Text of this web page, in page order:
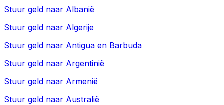
Stuur geld naar Albanië
Stuur geld naar Algerije
Stuur geld naar Antigua en Barbuda
Stuur geld naar Argentinië
Stuur geld naar Armenië
Stuur geld naar Australië